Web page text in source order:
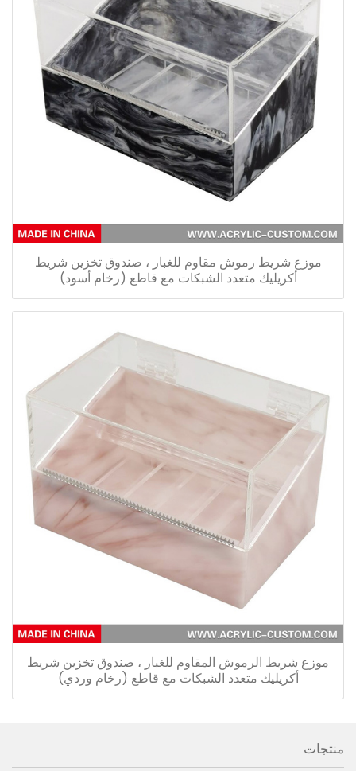
موزع شريط رموش مقاوم للغبار ، صندوق تخزين شريط
أكريليك متعدد الشبكات مع قاطع (رخام أسود)
موزع شريط الرموش المقاوم للغبار ، صندوق تخزين شريط
أكريليك متعدد الشبكات مع قاطع (رخام وردي)
منتجات